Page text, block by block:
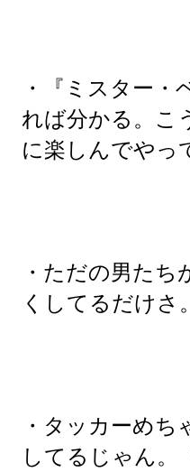
・『ミスター・
れば分かる。こ
に楽しんでやっ
・ただの男たち
くしてるだけさ。
・タッカーめ
してるじゃん。